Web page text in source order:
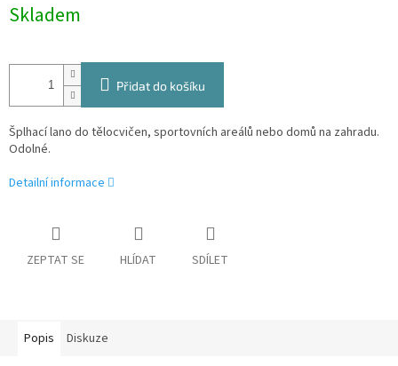
cena:
Skladem
Přidat do košíku
Šplhací lano do tělocvičen, sportovních areálů nebo domů na zahradu.
Odolné.
Detailní informace
ZEPTAT SE HLÍDAT SDÍLET
Popis Diskuze